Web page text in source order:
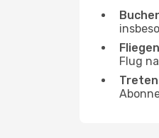
Flug
Treten